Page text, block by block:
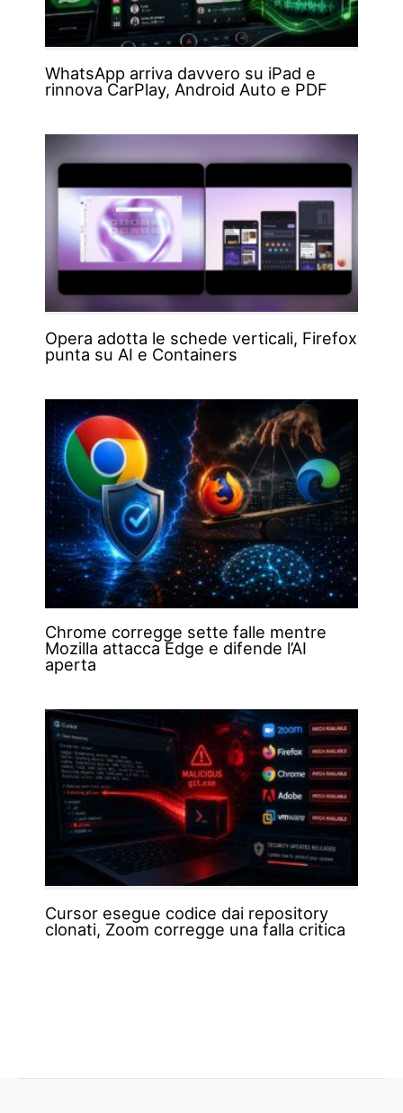
WhatsApp arriva davvero su iPad e
rinnova CarPlay, Android Auto e PDF
Opera adotta le schede verticali, Firefox
punta su AI e Containers
Chrome corregge sette falle mentre
Mozilla attacca Edge e difende l’AI
aperta
Cursor esegue codice dai repository
clonati, Zoom corregge una falla critica